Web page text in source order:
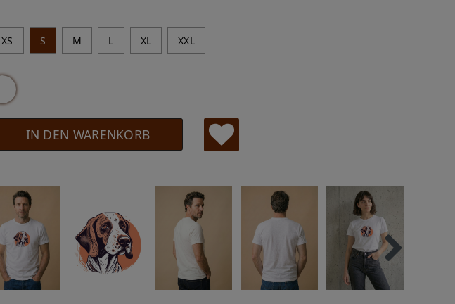
XS S M L XL XXL
IN DEN WARENKORB
W
u
lis
te